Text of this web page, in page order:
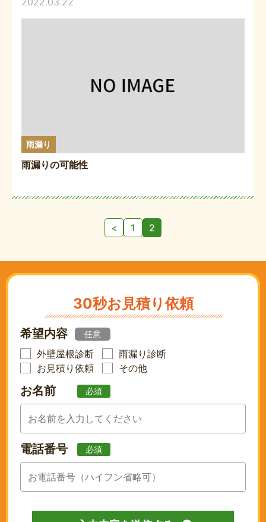
雨漏り
雨漏りの可能性
ー
< 1 2
30秒お見積り依頼
希望内容 任意
外壁屋根診断
雨漏り診断
お見積り依頼
その他
お名前 必須
電話番号 必須